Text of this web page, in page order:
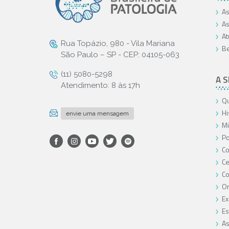
Rua Topázio, 980 - Vila Mariana
São Paulo – SP - CEP: 04105-063
(11) 5080-5298
Atendimento: 8 às 17h
envie uma mensagem
A